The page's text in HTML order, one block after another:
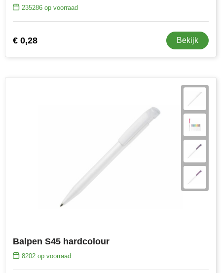
235286op voorraad
€ 0,28 Bekijk
Balpen S45 hardcolour
8202op voorraad